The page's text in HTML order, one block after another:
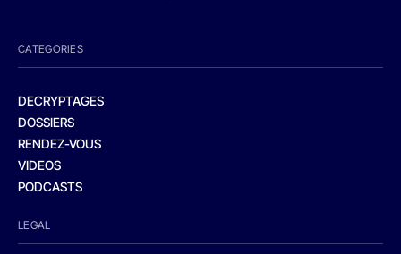
CATEGORIES
DECRYPTAGES
DOSSIERS
RENDEZ-VOUS
VIDEOS
PODCASTS
LEGAL